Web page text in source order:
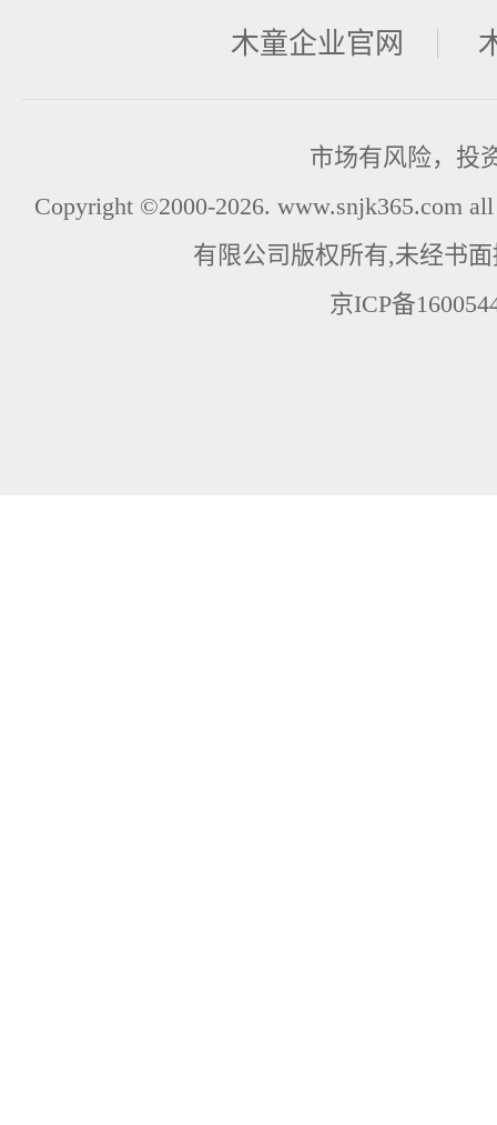
木童企业官网
市场有风险，投
Copyright ©2000-2026. www.snjk365.com
有限公司版权所有,未经书
京ICP备